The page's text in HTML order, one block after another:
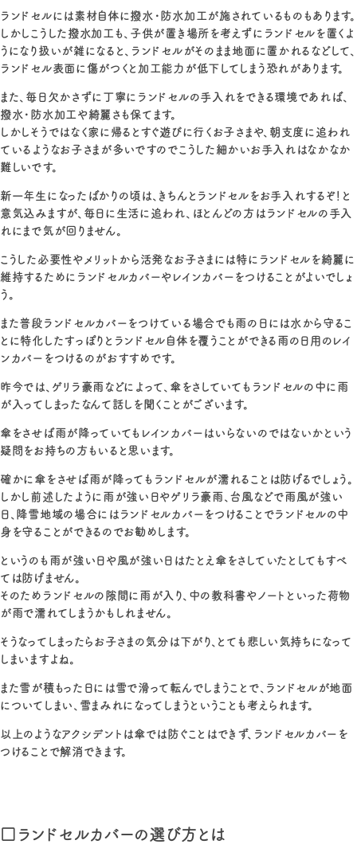
ランドセルには素材自体に撥水・防水加工が施されているものもあります。
しかしこうした撥水加工も、子供が置き場所を考えずにランドセルを置くよ
うになり扱いが雑になると、ランドセルがそのまま地面に置かれるなどして、
ランドセル表面に傷がつくと加工能力が低下してしまう恐れがあります。
また、毎日欠かさずに丁寧にランドセルの手入れをできる環境であれば、
撥水・防水加工や綺麗さも保てます。
しかしそうではなく家に帰るとすぐ遊びに行くお子さまや、朝支度に追われ
ているようなお子さまが多いですのでこうした細かいお手入れはなかなか
難しいです。
新一年生になったばかりの頃は、きちんとランドセルをお手入れするぞ！と
意気込みますが、毎日に生活に追われ、ほとんどの方はランドセルの手入
れにまで気が回りません。
こうした必要性やメリットから活発なお子さまには特にランドセルを綺麗に
維持するためにランドセルカバーやレインカバーをつけることがよいでしょ
う。
また普段ランドセルカバーをつけている場合でも雨の日には水から守るこ
とに特化したすっぽりとランドセル自体を覆うことができる雨の日用のレイ
ンカバーをつけるのがおすすめです。
昨今では、ゲリラ豪雨などによって、傘をさしていてもランドセルの中に雨
が入ってしまったなんて話しを聞くことがございます。
傘をさせば雨が降っていてもレインカバーはいらないのではないかという
疑問をお持ちの方もいると思います。
確かに傘をさせば雨が降ってもランドセルが濡れることは防げるでしょう。
しかし前述したように雨が強い日やゲリラ豪雨、台風などで雨風が強い
日、降雪地域の場合にはランドセルカバーをつけることでランドセルの中
身を守ることができるのでお勧めします。
というのも雨が強い日や風が強い日はたとえ傘をさしていたとしてもすべ
ては防げません。
そのためランドセルの隙間に雨が入り、中の教科書やノートといった荷物
が雨で濡れてしまうかもしれません。
そうなってしまったらお子さまの気分は下がり、とても悲しい気持ちになって
しまいますよね。
また雪が積もった日には雪で滑って転んでしまうことで、ランドセルが地面
についてしまい、雪まみれになってしまうということも考えられます。
以上のようなアクシデントは傘では防ぐことはできず、ランドセルカバーを
つけることで解消できます。
□ランドセルカバーの選び方とは